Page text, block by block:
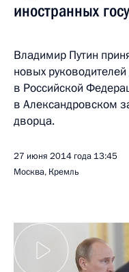
иностранных
Владимир Путин
новых
в Российской
в Александровском
дворца.
27 июня 2014 года 13:45
Москва, Кремль